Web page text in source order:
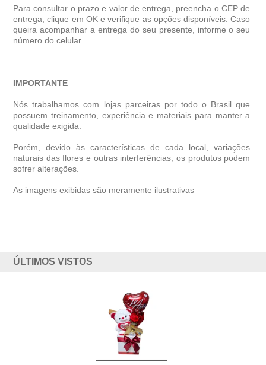
Para consultar o prazo e valor de entrega, preencha o CEP de
entrega, clique em OK e verifique as opções disponíveis. Caso
queira acompanhar a entrega do seu presente, informe o seu
número do celular.
IMPORTANTE
Nós trabalhamos com lojas parceiras por todo o Brasil que
possuem treinamento, experiência e materiais para manter a
qualidade exigida.
Porém, devido às características de cada local, variações
naturais das flores e outras interferências, os produtos podem
sofrer alterações.
As imagens exibidas são meramente ilustrativas
ÚLTIMOS VISTOS